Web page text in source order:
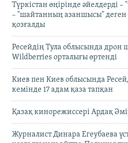
Түркістан өңірінде әйелдерді
– "шайтанның азаншысы" деген
қозғалды
Ресейдің Тула облысында дрон
Wildberries орталығы өртенді
Киев пен Киев облысында
кемінде 17 адам қаза тапқан
Қазақ кинорежиссері Ардақ
Журналист Динара Егеубаева